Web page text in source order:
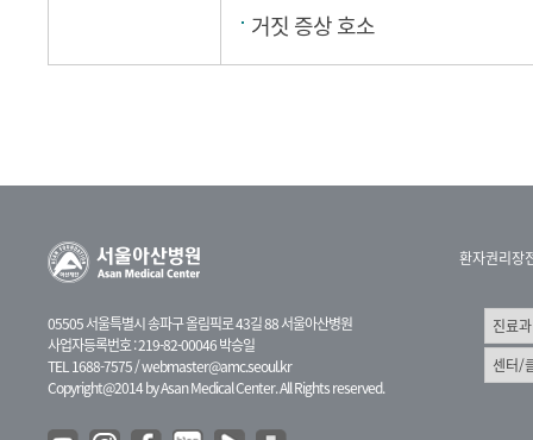
거짓 증상 호소
05505 서울특별시 송파구 올림픽로 43길 88 서울아산병원
사업자등록번호 : 219-82-00046 박승일
TEL 1688-7575 /webmaster@amc.seoul.kr
Copyright@2014 by Asan Medical Center. All Rights reserved.
환자권리장